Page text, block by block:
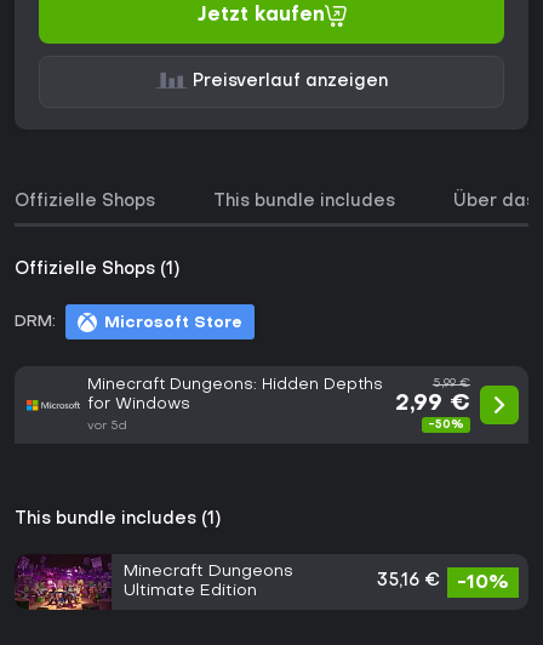
Jetzt kaufen
Preisverlauf anzeigen
Offizielle Shops This bundle includes Über das
Offizielle Shops (1)
DRM: Microsoft Store
Minecraft Dungeons: Hidden Depths
for Windows
vor 5d
5,99 €
2,99 €
-50%
This bundle includes (1)
Minecraft Dungeons
Ultimate Edition
35,16 € -10%